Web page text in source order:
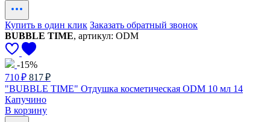
Купить в один клик Заказать обратный звонок
BUBBLE TIME, артикул: ODM
-15%
710 ₽ 817 ₽
"BUBBLE TIME" Отдушка косметическая ODM 10 мл 14
Капучино
В корзину